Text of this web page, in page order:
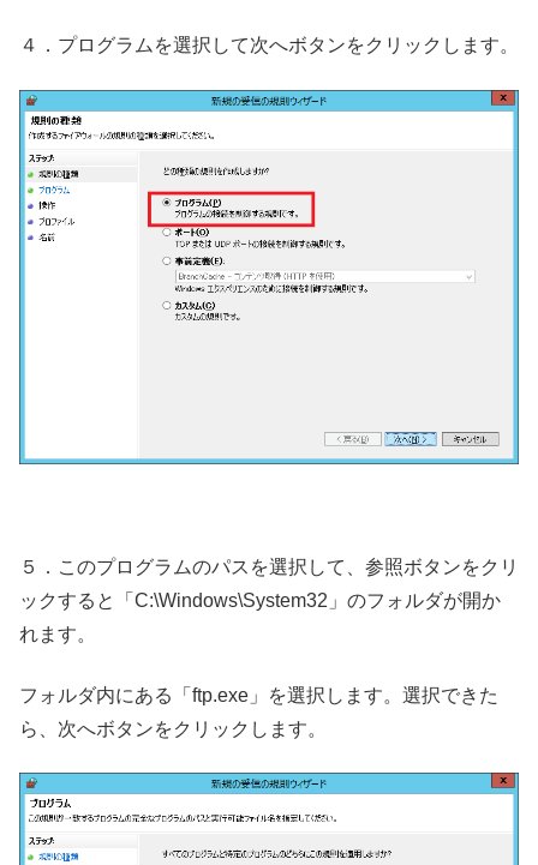
４．プログラムを選択して次へボタンをクリックします。
５．このプログラムのパスを選択して、参照ボタンをクリ
ックすると「C:\Windows\System32」のフォルダが開か
れます。
フォルダ内にある「ftp.exe」を選択します。選択できた
ら、次へボタンをクリックします。